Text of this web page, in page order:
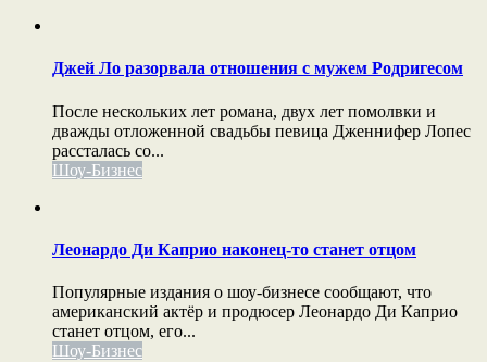
Джей Ло разорвала отношения с мужем Родригесом
После нескольких лет романа, двух лет помолвки и
дважды отложенной свадьбы певица Дженнифер Лопес
рассталась со...
Шоу-Бизнес
Леонардо Ди Каприо наконец-то станет отцом
Популярные издания о шоу-бизнесе сообщают, что
американский актёр и продюсер Леонардо Ди Каприо
станет отцом, его...
Шоу-Бизнес